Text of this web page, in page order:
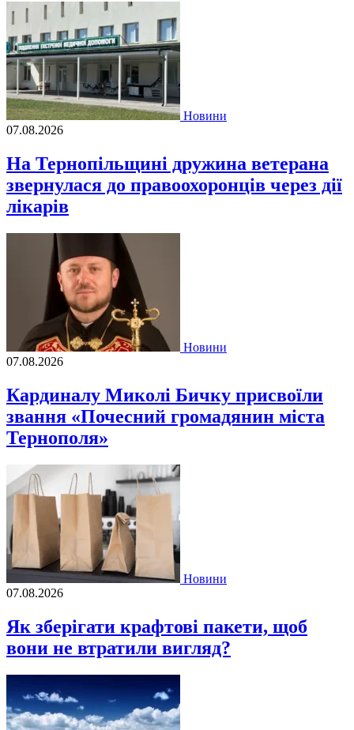
Новини
07.08.2026
На Тернопільщині дружина ветерана
звернулася до правоохоронців через дії
лікарів
Новини
07.08.2026
Кардиналу Миколі Бичку присвоїли
звання «Почесний громадянин міста
Тернополя»
Новини
07.08.2026
Як зберігати крафтові пакети, щоб
вони не втратили вигляд?